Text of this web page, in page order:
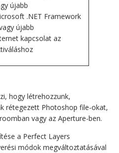
újabb
.NET Framework
újabb
kapcsolat az
hogy létrehozzunk,
rétegezett Photoshop file-okat,
vagy az Aperture-ben.
a Perfect Layers
módok megváltoztatásával